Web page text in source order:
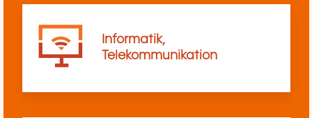
Informatik,
Telekommunikation